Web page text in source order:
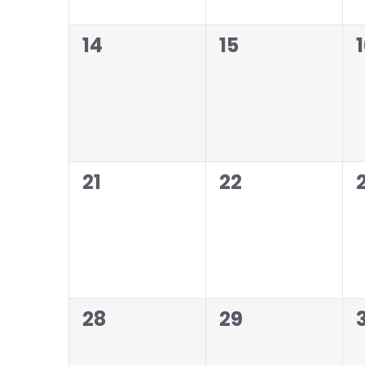
0
14
0
15
0
21
0
22
0
28
0
29